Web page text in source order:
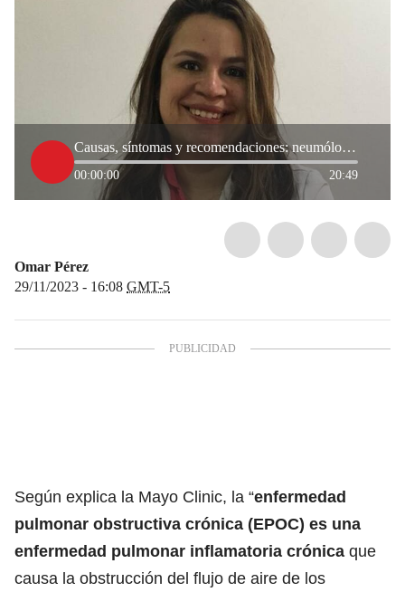
Causas, síntomas y recomendaciones: neumóloga habla sobre el EPOC
00:00:00 20:49
Omar Pérez
29/11/2023 - 16:08 GMT-5
Según explica la Mayo Clinic, la “enfermedad
pulmonar obstructiva crónica (EPOC) es una
enfermedad pulmonar inflamatoria crónica que
causa la obstrucción del flujo de aire de los